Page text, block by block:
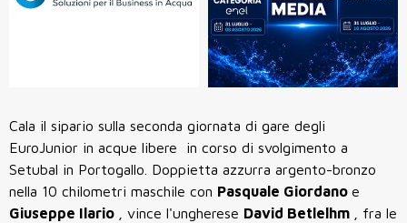
Cala il sipario sulla seconda giornata di gare degli
EuroJunior in acque libere in corso di svolgimento a
Setubal in Portogallo. Doppietta azzurra argento-bronzo
nella 10 chilometri maschile con Pasquale Giordano e
Giuseppe Ilario
, vince l'ungherese David Betlelhm
, fra le